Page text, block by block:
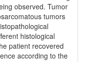
observed. Tumor
tumors
histological
patient recovered
according to the